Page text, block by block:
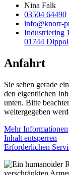
Nina Falk
03504 64490
info@knorr-
Industriering
01744
Anfahrt
Sie sehen gerade
den eigentlichen
unten. Bitte
weitergegeben
Mehr Informationen
Inhalt entsperren
Erforderlichen